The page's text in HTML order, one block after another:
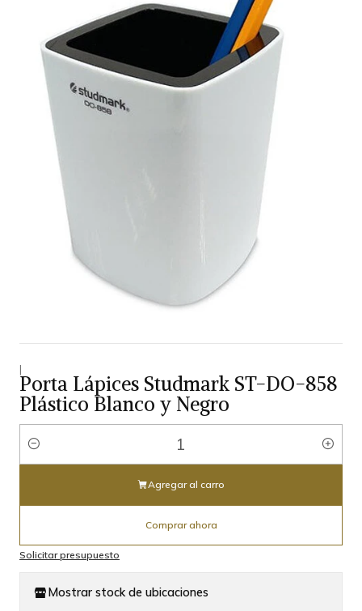
|
Porta Lápices Studmark ST-DO-858
Plástico Blanco y Negro
Cantidad
Agregar al carro
Comprar ahora
Solicitar presupuesto
Mostrar stock de ubicaciones